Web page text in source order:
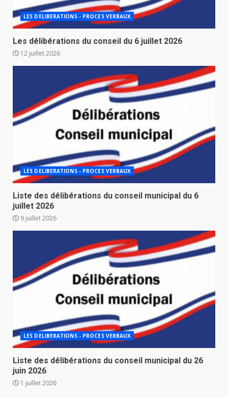
LES DELIBERATIONS - PROCES VERBAUX
Les délibérations du conseil du 6 juillet 2026
12 juillet 2026
LES DELIBERATIONS - PROCES VERBAUX
Liste des délibérations du conseil municipal du 6
juillet 2026
9 juillet 2026
LES DELIBERATIONS - PROCES VERBAUX
Liste des délibérations du conseil municipal du 26
juin 2026
1 juillet 2026